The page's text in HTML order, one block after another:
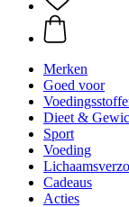
Merken
Goed voor
Dieet &
Sport
Voeding
Cadeaus
Acties